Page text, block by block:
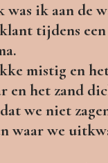
was ik aan de
tijdens een
mistig en
en het zand
we niet
waar we